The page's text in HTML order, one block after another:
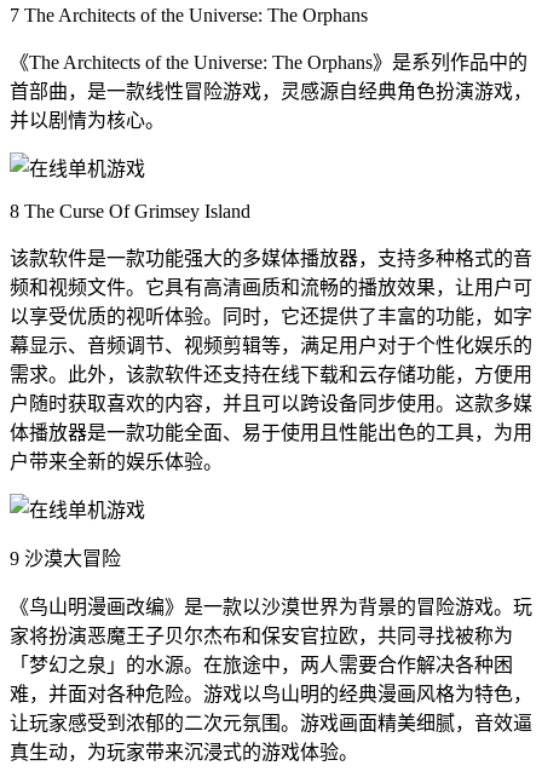
7 The Architects of the Universe: The Orphans
《The Architects of the Universe: The Orphans》是系列作品中的
首部曲，是一款线性冒险游戏，灵感源自经典角色扮演游戏，
并以剧情为核心。
8 The Curse Of Grimsey Island
该款软件是一款功能强大的多媒体播放器，支持多种格式的音
频和视频文件。它具有高清画质和流畅的播放效果，让用户可
以享受优质的视听体验。同时，它还提供了丰富的功能，如字
幕显示、音频调节、视频剪辑等，满足用户对于个性化娱乐的
需求。此外，该款软件还支持在线下载和云存储功能，方便用
户随时获取喜欢的内容，并且可以跨设备同步使用。这款多媒
体播放器是一款功能全面、易于使用且性能出色的工具，为用
户带来全新的娱乐体验。
9 沙漠大冒险
《鸟山明漫画改编》是一款以沙漠世界为背景的冒险游戏。玩
家将扮演恶魔王子贝尔杰布和保安官拉欧，共同寻找被称为
「梦幻之泉」的水源。在旅途中，两人需要合作解决各种困
难，并面对各种危险。游戏以鸟山明的经典漫画风格为特色，
让玩家感受到浓郁的二次元氛围。游戏画面精美细腻，音效逼
真生动，为玩家带来沉浸式的游戏体验。